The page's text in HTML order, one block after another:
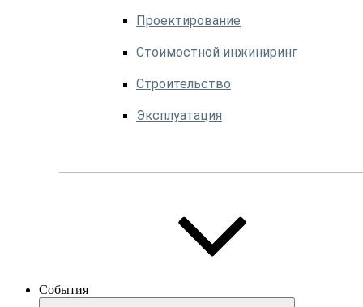
Проектирование
Стоимостной инжиниринг
Строительство
Эксплуатация
События